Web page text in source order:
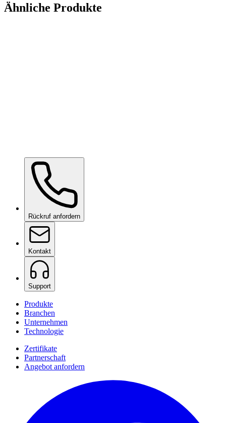
Ähnliche Produkte
Ceramic Pro PPFauf Anfrage
Rückruf anfordern
Kontakt
Support
Produkte
Branchen
Unternehmen
Technologie
Zertifikate
Partnerschaft
Angebot anfordern